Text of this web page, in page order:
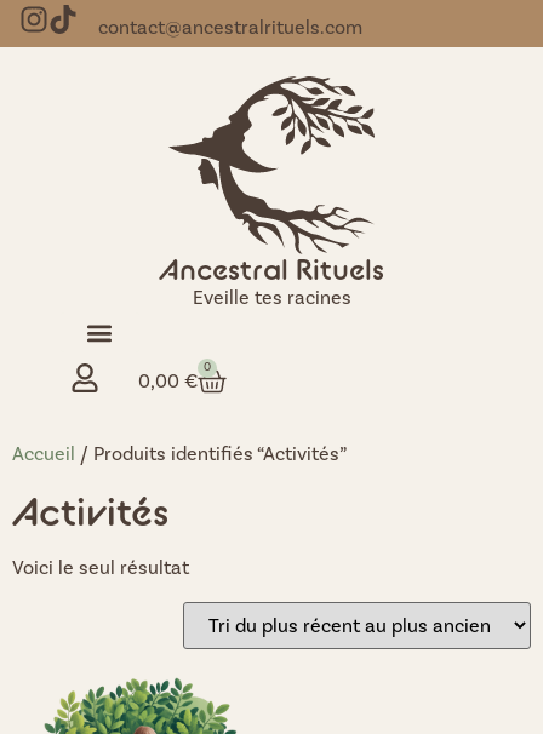
contact@ancestralrituels.com
Ancestral Rituels
Eveille tes racines
0,00 €
0
Accueil / Produits identifiés “Activités”
Activités
Voici le seul résultat